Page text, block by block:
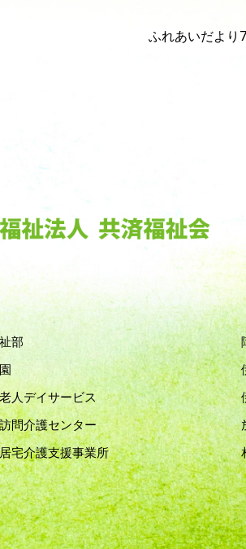
ふれあいだより
部
人デイサービス
問介護センター
宅介護支援事業所